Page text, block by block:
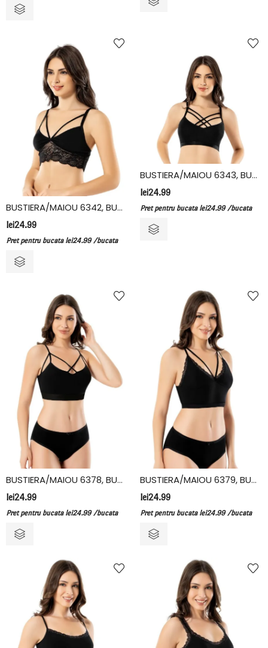
BUSTIERA/MAIOU 6342, BUMBAC/ELASTAN, KOTA
lei24.99
Pret pentru bucata lei24.99 /bucata
BUSTIERA/MAIOU 6343, BUMBAC/ELASTAN, KOTA
lei24.99
Pret pentru bucata lei24.99 /bucata
BUSTIERA/MAIOU 6378, BUMBAC/ELASTAN, KOTA
lei24.99
Pret pentru bucata lei24.99 /bucata
BUSTIERA/MAIOU 6379, BUMBAC/ELASTAN, KOTA
lei24.99
Pret pentru bucata lei24.99 /bucata